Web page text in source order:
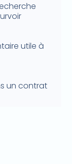
utile à
un contrat